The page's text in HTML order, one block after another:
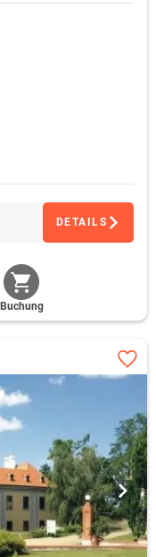
DETAILS
Buchung